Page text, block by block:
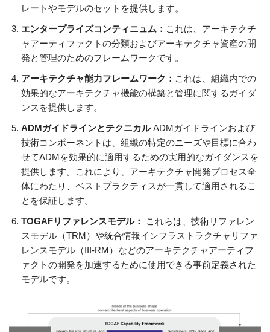
レートやモデルのセットを提供します。
エンタープライズコンティニュム： これは、アーキテクチ
ャアーティファクトの分類およびアーキテクチャ資産の開
発と管理のためのフレームワークです。
アーキテクチャ能力フレームワーク： これは、組織内での
効果的なアーキテクチャ機能の構築と管理に関するガイダ
ンスを提供します。
ADMガイドラインとテクニカルADMガイドラインおよび
技術コンポーネントは、組織の特定のニーズや目標に合わ
せてADMを効果的に適用するための実用的なガイダンスを
提供します。これにより、アーキテクチャ開発プロセス全
体にわたり、ベストプラクティスが一貫して適用されるこ
とを保証します。
TOGAFリファレンスモデル：
これらは、技術リファレン
スモデル（TRM）や統合情報インフラストラクチャリファ
レンスモデル（III-RM）などのアーキテクチャアーティフ
ァクトの開発を加速するために使用できる事前定義された
モデルです。